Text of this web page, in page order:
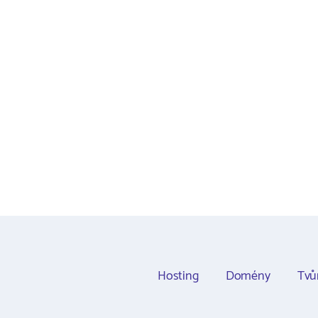
Hosting Domény